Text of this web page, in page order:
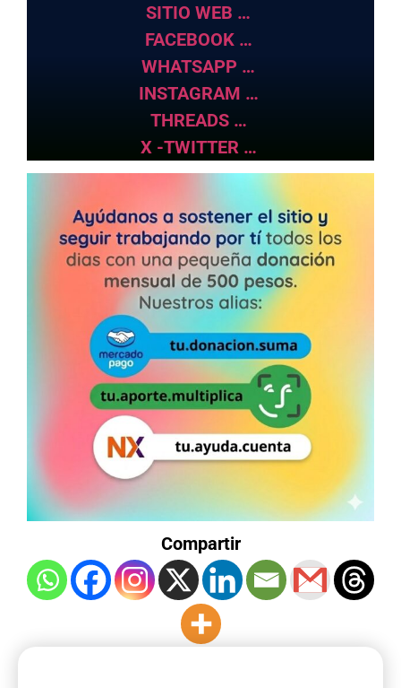
SITIO WEB …
FACEBOOK …
WHATSAPP …
INSTAGRAM …
THREADS …
X -TWITTER …
Compartir